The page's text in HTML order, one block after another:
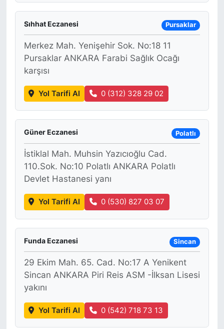
Sıhhat Eczanesi Pursaklar
Merkez Mah. Yenişehir Sok. No:18 11
Pursaklar ANKARA Farabi Sağlık Ocağı
karşısı
Yol Tarifi Al 0 (312) 328 29 02
Güner Eczanesi Polatlı
İstiklal Mah. Muhsin Yazıcıoğlu Cad.
110.Sok. No:10 Polatlı ANKARA Polatlı
Devlet Hastanesi yanı
Yol Tarifi Al 0 (530) 827 03 07
Funda Eczanesi Sincan
29 Ekim Mah. 65. Cad. No:17 A Yenikent
Sincan ANKARA Piri Reis ASM -İlksan Lisesi
yakını
Yol Tarifi Al 0 (542) 718 73 13